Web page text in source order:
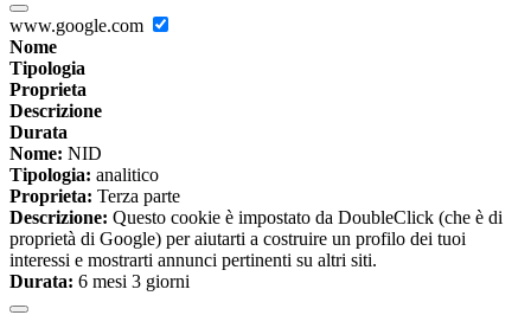
www.google.com
Nome
Tipologia
Proprieta
Descrizione
Durata
Nome: NID
Tipologia: analitico
Proprieta: Terza parte
Descrizione: Questo cookie è impostato da DoubleClick (che è di
proprietà di Google) per aiutarti a costruire un profilo dei tuoi
interessi e mostrarti annunci pertinenti su altri siti.
Durata: 6 mesi 3 giorni